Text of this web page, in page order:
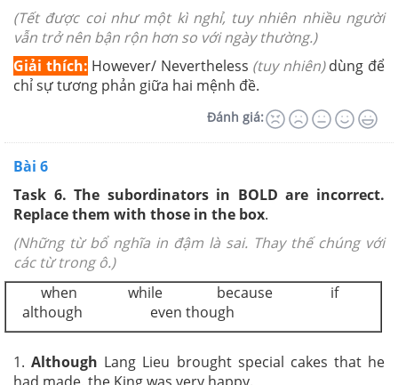
(Tết được coi như một kì nghỉ, tuy nhiên nhiều người
vẫn trở nên bận rộn hơn so với ngày thường.)
Giải thích: However/ Nevertheless (tuy nhiên)dùng để
chỉ sự tương phản giữa hai mệnh đề.
Đánh giá:
Bài 6
Task 6. The subordinators in BOLD are incorrect.
Replace them with those in the box.
(Những từ bổ nghĩa in đậm là sai. Thay thế chúng với
các từ trong ô.)
when while because if
although even though
1.Although Lang Lieu brought special cakes that he